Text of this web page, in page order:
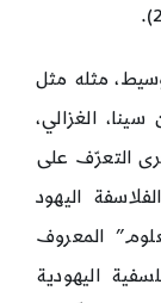
مثله مثل
الغزالي،
التعرّف على
اليهود
المعروف
اليهودية